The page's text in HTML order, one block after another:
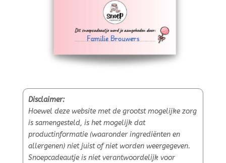
Disclaimer:
Hoewel deze website met de grootst mogelijke zorg
is samengesteld, is het mogelijk dat
productinformatie (waaronder ingrediënten en
allergenen) niet juist of niet worden weergegeven.
Snoepcadeautje is niet verantwoordelijk voor